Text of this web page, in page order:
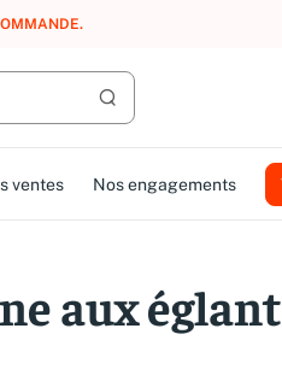
LE CLUB AMMAREAL.
Lancer la recherche
ventes Nos engagements
aux